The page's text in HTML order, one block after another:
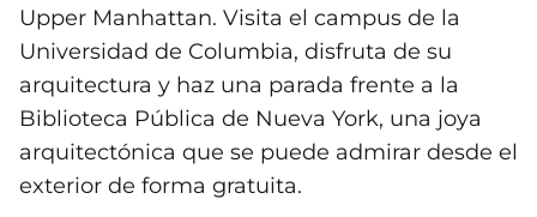
Upper Manhattan. Visita el campus de la
Universidad de Columbia, disfruta de su
arquitectura y haz una parada frente a la
Biblioteca Pública de Nueva York, una joya
arquitectónica que se puede admirar desde el
exterior de forma gratuita.